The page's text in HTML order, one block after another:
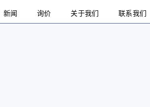
新闻 询价 关于我们 联系我们